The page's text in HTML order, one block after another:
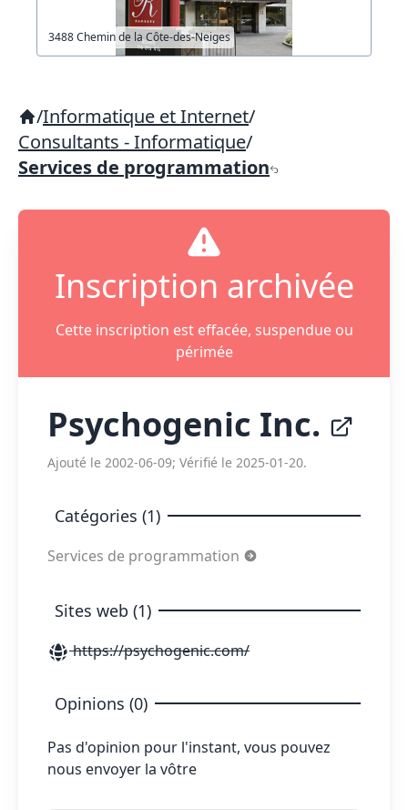
3488 Chemin de la Côte-des-Neiges
/Informatique et Internet/
Consultants - Informatique/
Services de programmation
Inscription archivée
Cette inscription est effacée, suspendue ou
périmée
Psychogenic Inc.
Ajouté le 2002-06-09; Vérifié le 2025-01-20.
Catégories (1)
Services de programmation
Sites web (1)
https://psychogenic.com/
Opinions (0)
Pas d'opinion pour l'instant, vous pouvez
nous envoyer la vôtre